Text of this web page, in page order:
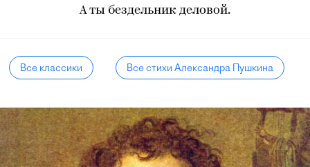
А ты бездельник деловой.
Все классики Все стихи Александра Пушкина